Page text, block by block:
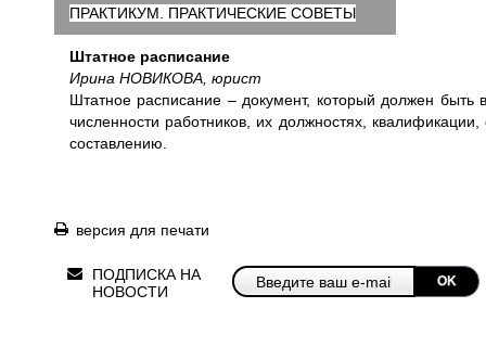
ПРАКТИКУМ. ПРАКТИЧЕСКИЕ СОВЕТЫ
Штатное расписание
Ирина НОВИКОВА, юрист
Штатное расписание – документ, который должен
численности работников, их должностях,
составлению.
версия для печати
ПОДПИСКА НА
НОВОСТИ
OK